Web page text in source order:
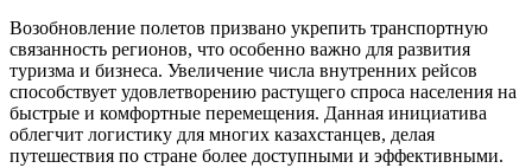
Возобновление полетов призвано укрепить транспортную
связанность регионов, что особенно важно для развития
туризма и бизнеса. Увеличение числа внутренних рейсов
способствует удовлетворению растущего спроса населения на
быстрые и комфортные перемещения. Данная инициатива
облегчит логистику для многих казахстанцев, делая
путешествия по стране более доступными и эффективными.